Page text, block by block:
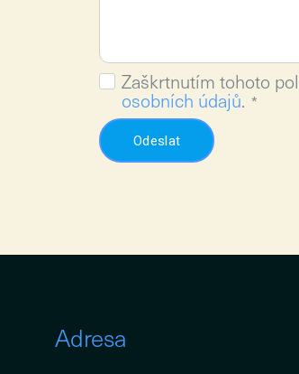
Zaškrtnutím tohoto
osobních údajů. *
Odeslat
Adresa